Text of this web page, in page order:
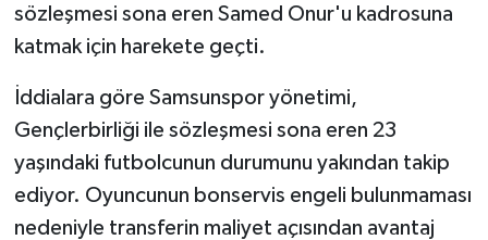
sözleşmesi sona eren Samed Onur'u kadrosuna
katmak için harekete geçti.
İddialara göre Samsunspor yönetimi,
Gençlerbirliği ile sözleşmesi sona eren 23
yaşındaki futbolcunun durumunu yakından takip
ediyor. Oyuncunun bonservis engeli bulunmaması
nedeniyle transferin maliyet açısından avantaj